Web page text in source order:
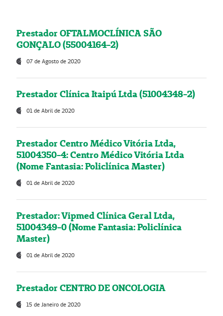
Prestador OFTALMOCLÍNICA SÃO
GONÇALO (55004164-2)
07 de Agosto de 2020
Prestador Clínica Itaipú Ltda (51004348-2)
01 de Abril de 2020
Prestador Centro Médico Vitória Ltda,
51004350-4: Centro Médico Vitória Ltda
(Nome Fantasia: Policlínica Master)
01 de Abril de 2020
Prestador: Vipmed Clínica Geral Ltda,
51004349-0 (Nome Fantasia: Policlínica
Master)
01 de Abril de 2020
Prestador CENTRO DE ONCOLOGIA
15 de Janeiro de 2020